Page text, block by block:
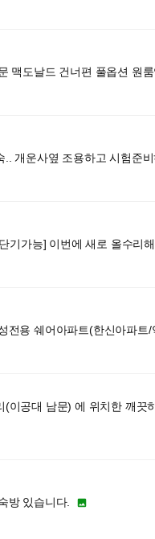
맥도날드 건너편 풀옵션 원
.. 개운사옆 조용하고 시험준
기가능] 이번에 새로 올수리
전용 쉐어아파트(한신아파트
(이공대 남문) 에 위치한 깨끗
방 있습니다. 